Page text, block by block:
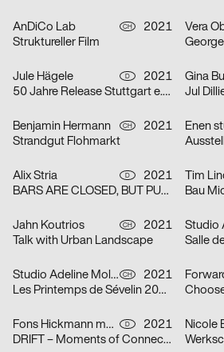
AnDiCo Lab CH
2021
Struktureller Film
Jule Hägele D
2021
50 Jahre Release Stuttgart e. V.
Gina
Jul
Benjamin Hermann CH
2021
Strandgut Flohmarkt
Enen
Alix Stria D
2021
BARS ARE CLOSED, BUT PUB IS OPEN! [Bars sind geschlossen, doch PUB ist geöfffnet!]
Bau
Jahn Koutrios CH
2021
Talk with Urban Landscape
Studio Adeline Mollard CH
2021
Les Printemps de Sévelin 2021 [Sévelin-Frühling 2021]
Fons Hickmann m23 D
2021
DRIFT – Moments of Connection
Nicole